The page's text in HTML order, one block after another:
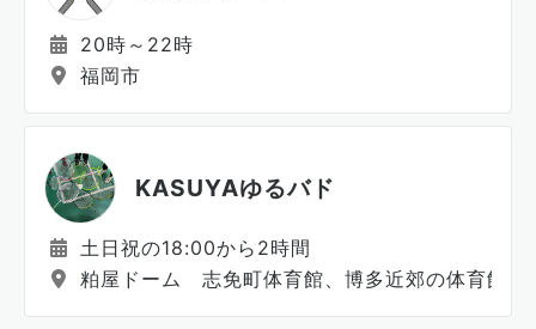
20時～22時
福岡市
KASUYAゆるバド
土日祝の18:00から2時間
粕屋ドーム 志免町体育館、博多近郊の体育館